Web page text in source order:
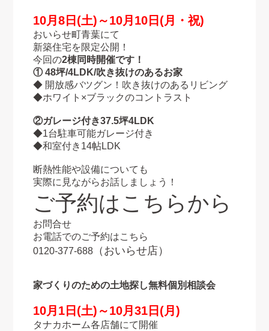
10月8日(土)～10月10日(月・祝)
おいらせ町青葉にて
新築住宅を限定公開！
今回の2棟同時開催です！
① 48坪/4LDK/吹き抜けのあるお家
◆ 開放感バツグン！吹き抜けのあるリビング
◆ホワイト×ブラックのコントラスト
②ガレージ付き37.5坪4LDK
◆1台駐車可能ガレージ付き
◆和室付き14帖LDK
断熱性能や設備についても
実際に見ながらお話しましょう！
ご予約はこちらから
お問合せ
お電話でのご予約はこちら
0120-377-688（おいらせ店）
家づくりのための土地探し無料個別相談会
10月1日(土)～10月31日(月)
タナカホーム各店舗にて開催